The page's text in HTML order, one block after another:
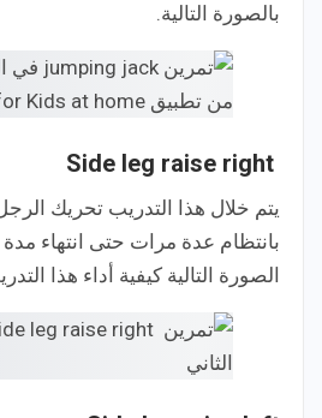
بالصورة التالية.
يتم خلال هذا التدريب تحريك
بانتظام عدة مرات حتى انتهاء
الصورة التالية كيفية أداء هذا